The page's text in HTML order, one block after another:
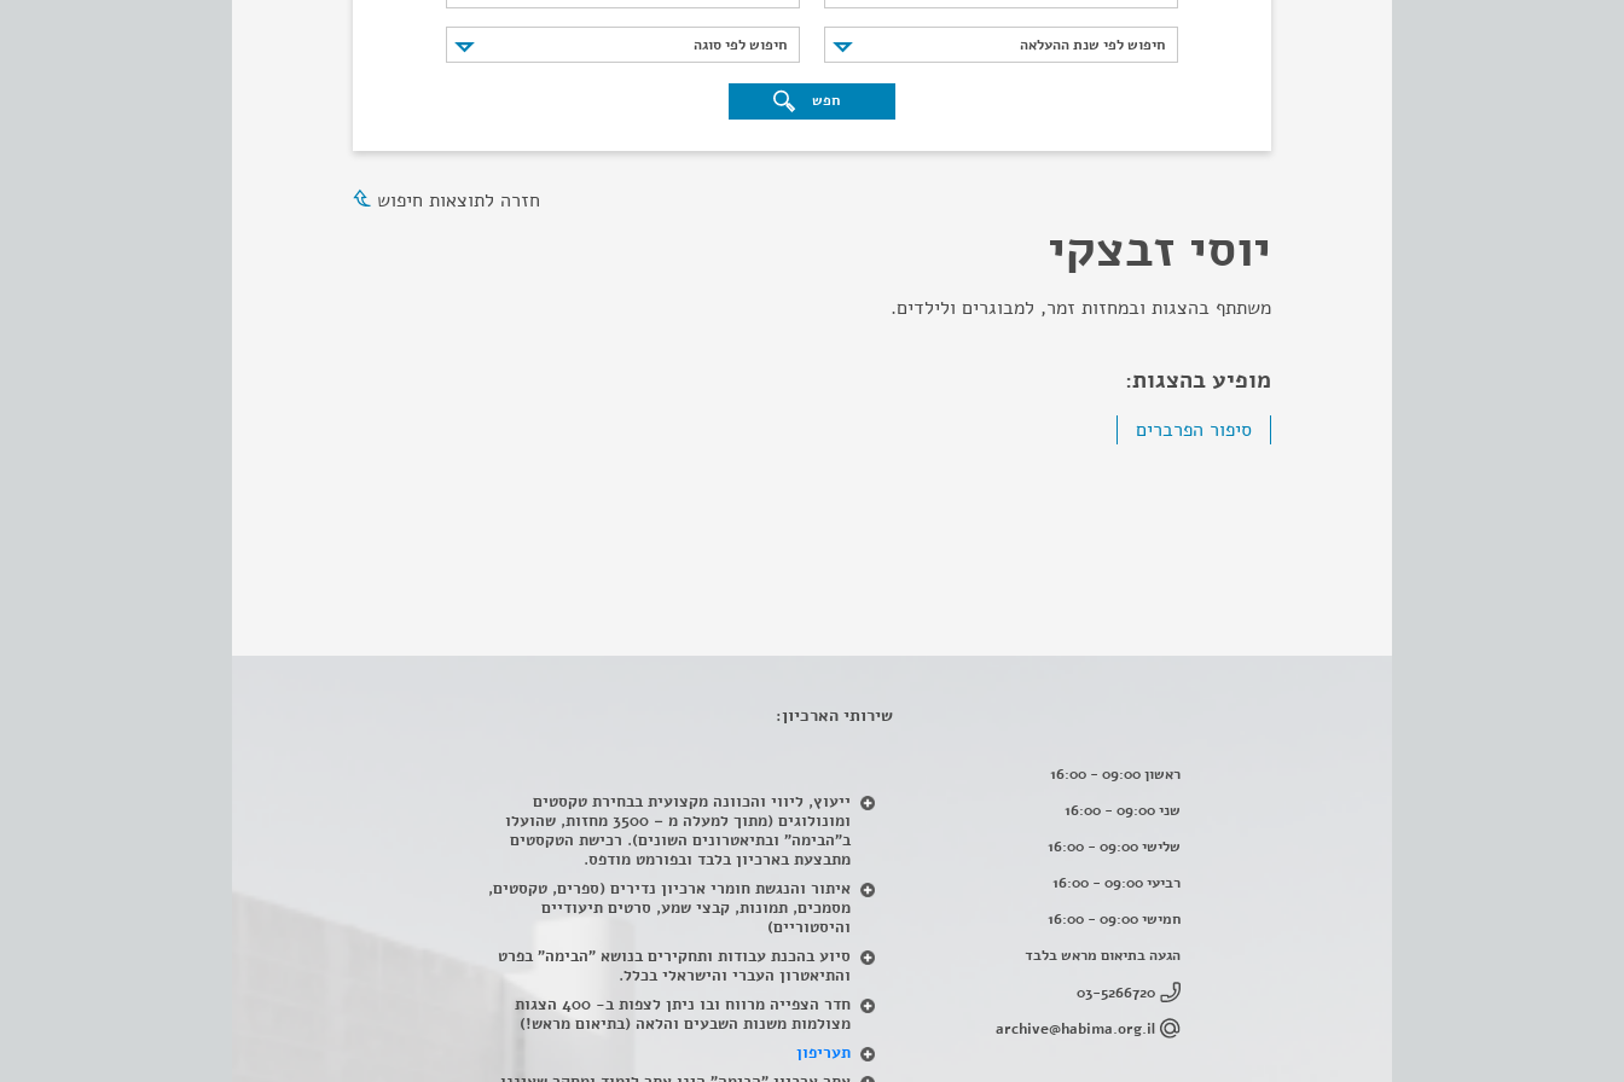
חיפוש לפי שנת ההעלאה
חיפוש לפי שנת ההעלאה חיפוש לפי סוגה
חיפוש לפי סוגה
חפש
חזרה לתוצאות חיפוש
יוסי זבצקי
משתתף בהצגות ובמחזות זמר, למבוגרים ולילדים.
מופיע בהצגות:
סיפור הפרברים
ראשון 09:00 - 16:00
שני 09:00 - 16:00
שלישי 09:00 - 16:00
רביעי 09:00 - 16:00
חמישי 09:00 - 16:00
הגעה בתיאום מראש בלבד
03-5266720
archive@habima.org.il
שירותי הארכיון:
ייעוץ, ליווי והכוונה מקצועית בבחירת טקסטים
ומונולוגים (מתוך למעלה מ – 3500 מחזות, שהועלו
ב"הבימה" ובתיאטרונים השונים). רכישת הטקסטים
מתבצעת בארכיון בלבד ובפורמט מודפס.
איתור והנגשת חומרי ארכיון נדירים (ספרים, טקסטים,
מסמכים, תמונות, קבצי שמע, סרטים תיעודיים
והיסטוריים)
סיוע בהכנת עבודות ותחקירים בנושא "הבימה" בפרט
והתיאטרון העברי והישראלי בכלל.
חדר הצפייה מרווח ובו ניתן לצפות ב- 400 הצגות
מצולמות משנות השבעים והלאה (בתיאום מראש!)
תעריפון